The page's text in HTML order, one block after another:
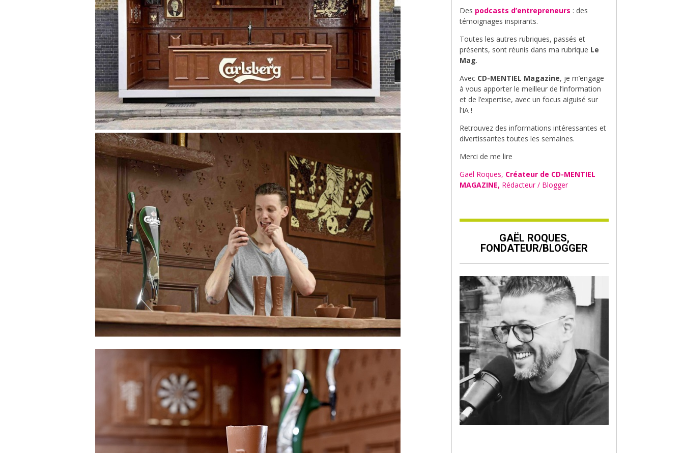
Des podcasts d’entrepreneurs : des
témoignages inspirants.
Toutes les autres rubriques, passés et
présents, sont réunis dans ma rubrique Le
Mag.
Avec CD-MENTIEL Magazine, je m’engage
à vous apporter le meilleur de l’information
et de l’expertise, avec un focus aiguisé sur
l’IA !
Retrouvez des informations intéressantes et
divertissantes toutes les semaines.
Merci de me lire
Gaël Roques, Créateur de CD-MENTIEL
MAGAZINE, Rédacteur / Blogger
GAËL ROQUES,
FONDATEUR/BLOGGER